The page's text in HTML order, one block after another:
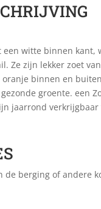
een witte binnen
Ze zijn lekker zoet
binnen en
groente. een
jaarrond verkrijgbaar
de berging of andere